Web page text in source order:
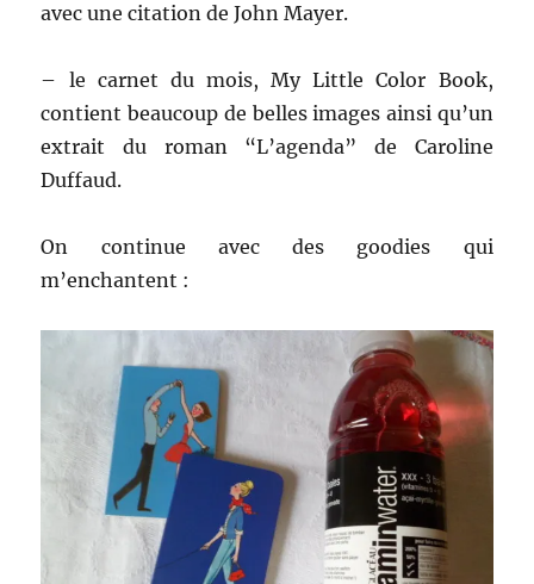
avec une citation de John Mayer.
– le carnet du mois, My Little Color Book,
contient beaucoup de belles images ainsi qu’un
extrait du roman “L’agenda” de Caroline
Duffaud.
On continue avec des goodies qui
m’enchantent :